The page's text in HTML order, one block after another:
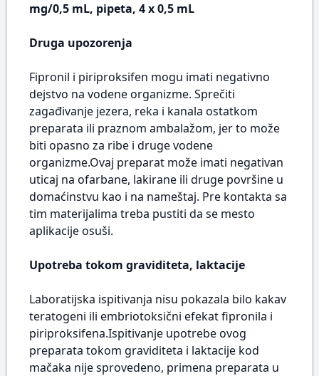
mg/0,5 mL, pipeta, 4 x 0,5 mL
Druga upozorenja
Fipronil i piriproksifen mogu imati negativno
dejstvo na vodene organizme. Sprečiti
zagađivanje jezera, reka i kanala ostatkom
preparata ili praznom ambalažom, jer to može
biti opasno za ribe i druge vodene
organizme.Ovaj preparat može imati negativan
uticaj na ofarbane, lakirane ili druge površine u
domaćinstvu kao i na nameštaj. Pre kontakta sa
tim materijalima treba pustiti da se mesto
aplikacije osuši.
Upotreba tokom graviditeta, laktacije
Laboratijska ispitivanja nisu pokazala bilo kakav
teratogeni ili embriotoksični efekat fipronila i
piriproksifena.Ispitivanje upotrebe ovog
preparata tokom graviditeta i laktacije kod
mačaka nije sprovedeno, primena preparata u